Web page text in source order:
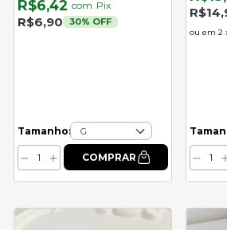
R$6,42 com Pix
R$6,90 30% OFF
Tamanho:
2